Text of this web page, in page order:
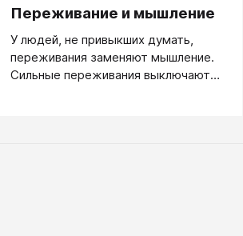
Переживание и мышление
У людей, не привыкших думать,
переживания заменяют мышление.
Сильные переживания выключают